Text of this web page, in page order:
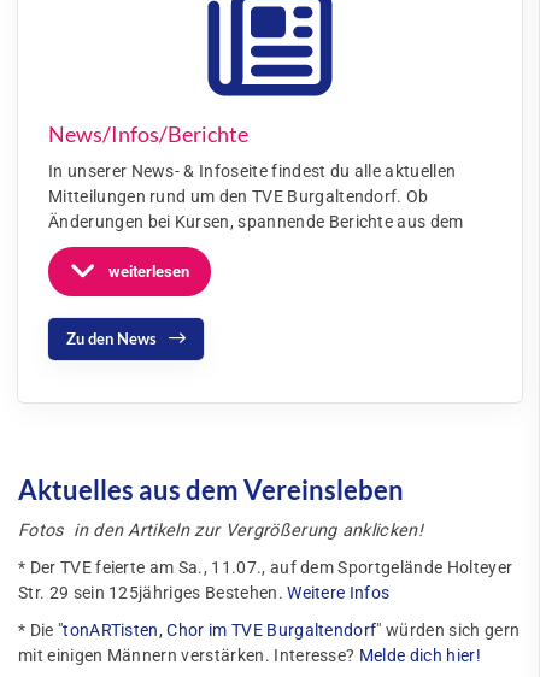
News/Infos/Berichte
In unserer News- & Infoseite findest du alle aktuellen
Mitteilungen rund um den TVE Burgaltendorf. Ob
Änderungen bei Kursen, spannende Berichte aus dem
weiterlesen
Zu den News
Aktuelles aus dem Vereinsleben
Fotos in den Artikeln zur Vergrößerung anklicken!
* Der TVE feierte am Sa., 11.07., auf dem Sportgelände Holteyer
Str. 29 sein 125jähriges Bestehen.Weitere Infos
* Die "tonARTisten, Chor im TVE Burgaltendorf" würden sich gern
mit einigen Männern verstärken. Interesse? Melde dich hier!